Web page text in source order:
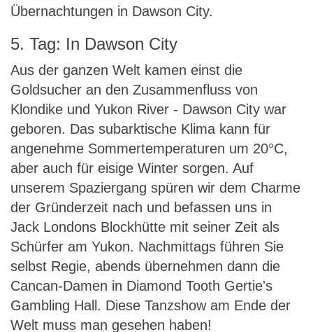
Übernachtungen in Dawson City.
5. Tag: In Dawson City
Aus der ganzen Welt kamen einst die
Goldsucher an den Zusammenfluss von
Klondike und Yukon River - Dawson City war
geboren. Das subarktische Klima kann für
angenehme Sommertemperaturen um 20°C,
aber auch für eisige Winter sorgen. Auf
unserem Spaziergang spüren wir dem Charme
der Gründerzeit nach und befassen uns in
Jack Londons Blockhütte mit seiner Zeit als
Schürfer am Yukon. Nachmittags führen Sie
selbst Regie, abends übernehmen dann die
Cancan-Damen in Diamond Tooth Gertie's
Gambling Hall. Diese Tanzshow am Ende der
Welt muss man gesehen haben!